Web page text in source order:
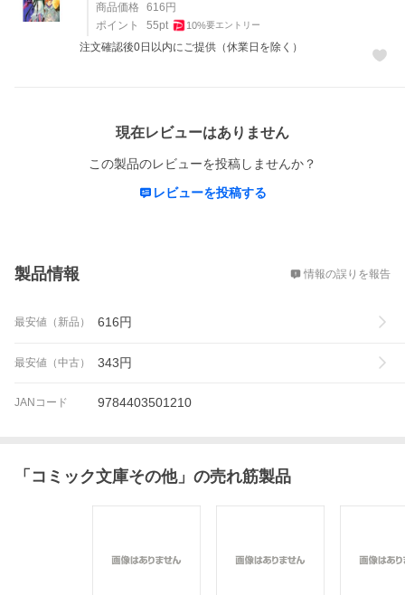
商品価格 616 円
ポイント
55pt 10%要エントリー
注文確認後0日以内にご提供（休業日を除く）
現在レビューはありません
この製品のレビューを投稿しませんか？
レビューを投稿する
製品情報 情報の誤りを報告
最安値（新品） 616円
最安値（中古） 343円
JANコード 9784403501210
「 コミック文庫その他」の売れ筋製品